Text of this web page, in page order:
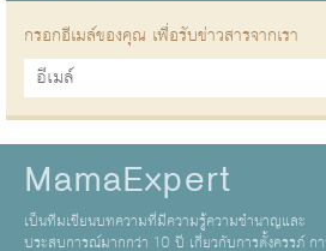
กรอกอีเมล์ของคุณ เพื่อรับข่าวสารจากเรา
MamaExpert
เป็นทีมเขียนบทความที่มีความรู้ความชำนาญและ
ประสบการณ์มากกว่า 10 ปี เกี่ยวกับการตั้งครรภ์ ก